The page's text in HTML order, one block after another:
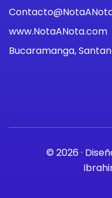
www.NotaANota.com
Bucaramanga,
© 2026 ·